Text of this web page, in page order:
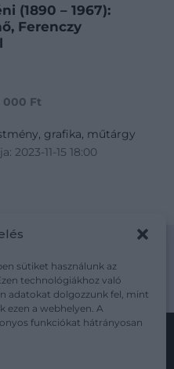
sütiket használunk az
technológiákhoz való
adatokat dolgozzunk fel, mint
ezen a webhelyen. A
funkciókat hátrányosan
(1890 – 1967):
Ferenczy
000 Ft
grafika, műtárgy
2023-11-15 18:00